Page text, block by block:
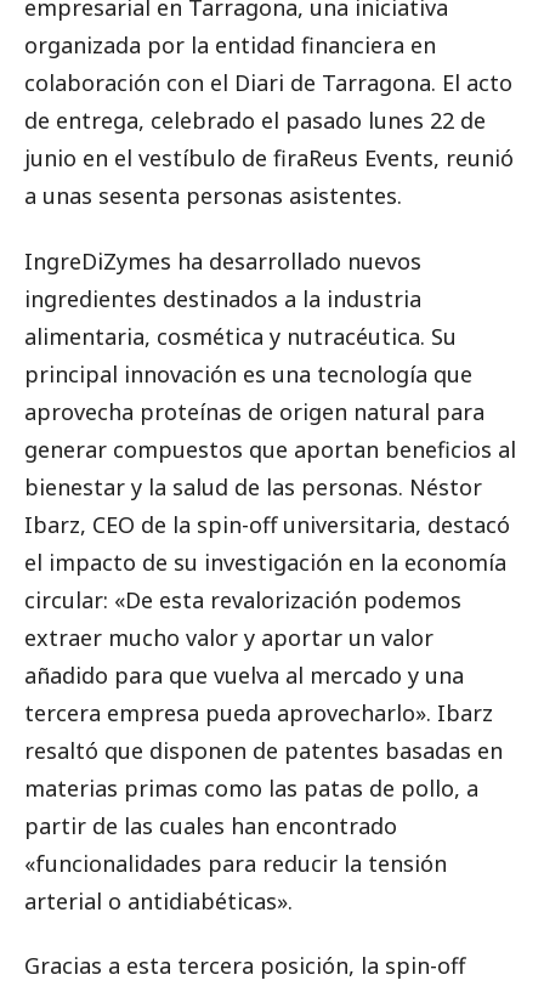
empresarial en Tarragona, una iniciativa
organizada por la entidad financiera en
colaboración con el Diari de Tarragona. El acto
de entrega, celebrado el pasado lunes 22 de
junio en el vestíbulo de firaReus Events, reunió
a unas sesenta personas asistentes.
IngreDiZymes ha desarrollado nuevos
ingredientes destinados a la industria
alimentaria, cosmética y nutracéutica. Su
principal innovación es una tecnología que
aprovecha proteínas de origen natural para
generar compuestos que aportan beneficios al
bienestar y la salud de las personas. Néstor
Ibarz, CEO de la spin-off universitaria, destacó
el impacto de su investigación en la economía
circular: «De esta revalorización podemos
extraer mucho valor y aportar un valor
añadido para que vuelva al mercado y una
tercera empresa pueda aprovecharlo». Ibarz
resaltó que disponen de patentes basadas en
materias primas como las patas de pollo, a
partir de las cuales han encontrado
«funcionalidades para reducir la tensión
arterial o antidiabéticas».
Gracias a esta tercera posición, la spin-off